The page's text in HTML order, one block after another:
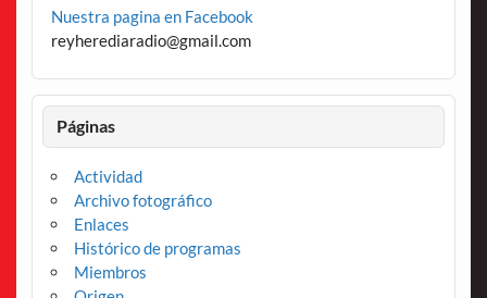
Nuestra pagina en Facebook
reyherediaradio@gmail.com
Páginas
Actividad
Archivo fotográfico
Enlaces
Histórico de programas
Miembros